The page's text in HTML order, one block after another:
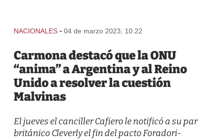
NACIONALES - 04 de marzo 2023, 10:22
Carmona destacó que la ONU
“anima” a Argentina y al Reino
Unido a resolver la cuestión
Malvinas
El jueves el canciller Cafiero le notificó a su par
británico Cleverly el fin del pacto Foradori-